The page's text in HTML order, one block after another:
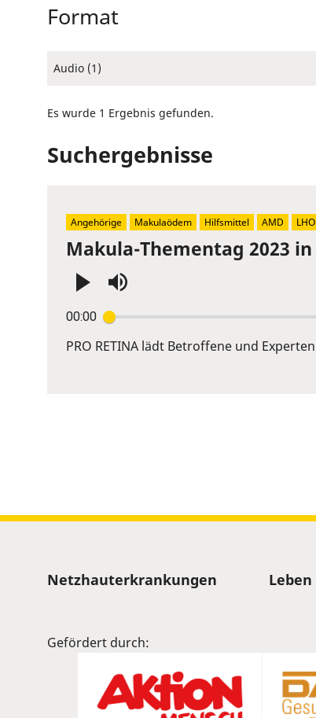
Format
Audio (1)
Es wurde 1 Ergebnis gefunden.
Suchergebnisse
Makula-Thementag 2023
00:00
Enter
or
PRO RETINA lädt Betroffene und
Angehörige Makulaödem Hilfsmittel AMD
Sitemap
Netzhauterkrankungen Leben
Gefördert durch: